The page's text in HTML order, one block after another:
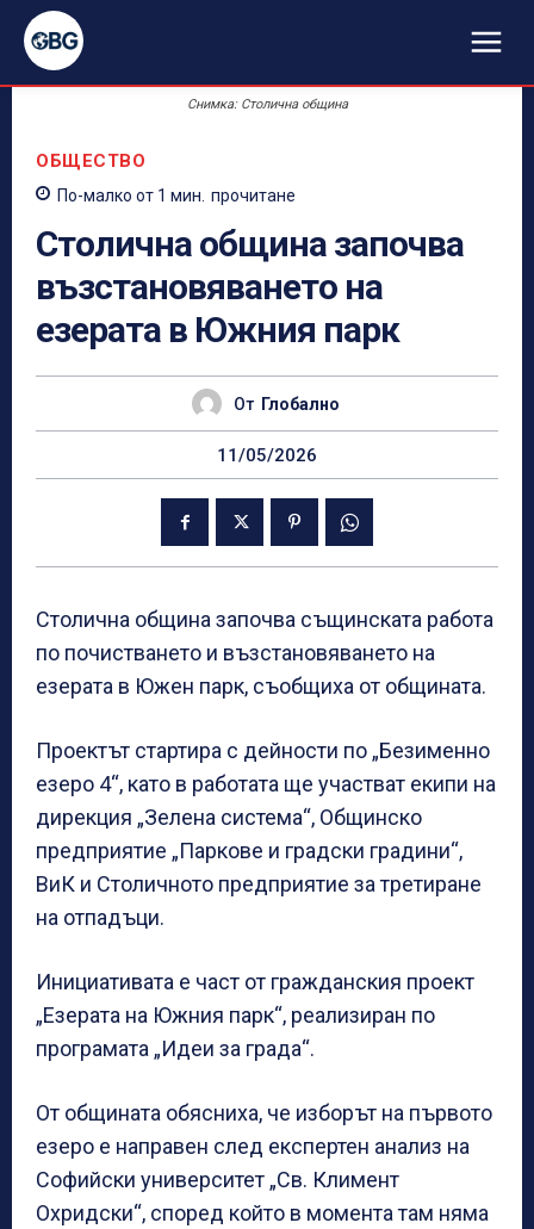
Снимка: Столична община
ОБЩЕСТВО
По-малко от 1 мин. прочитане
Столична община започва
възстановяването на
езерата в Южния парк
От Глобално
11/05/2026
Столична община започва същинската работа
по почистването и възстановяването на
езерата в Южен парк, съобщиха от общината.
Проектът стартира с дейности по „Безименно
езеро 4“, като в работата ще участват екипи на
дирекция „Зелена система“, Общинско
предприятие „Паркове и градски градини“,
ВиК и Столичното предприятие за третиране
на отпадъци.
Инициативата е част от гражданския проект
„Езерата на Южния парк“, реализиран по
програмата „Идеи за града“.
От общината обясниха, че изборът на първото
езеро е направен след експертен анализ на
Софийски университет „Св. Климент
Охридски“, според който в момента там няма